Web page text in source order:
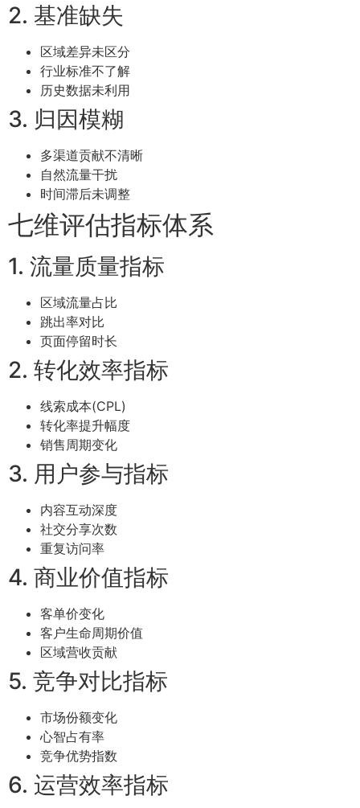
2. 基准缺失
区域差异未区分
行业标准不了解
历史数据未利用
3. 归因模糊
多渠道贡献不清晰
自然流量干扰
时间滞后未调整
七维评估指标体系
1. 流量质量指标
区域流量占比
跳出率对比
页面停留时长
2. 转化效率指标
线索成本(CPL)
转化率提升幅度
销售周期变化
3. 用户参与指标
内容互动深度
社交分享次数
重复访问率
4. 商业价值指标
客单价变化
客户生命周期价值
区域营收贡献
5. 竞争对比指标
市场份额变化
心智占有率
竞争优势指数
6. 运营效率指标